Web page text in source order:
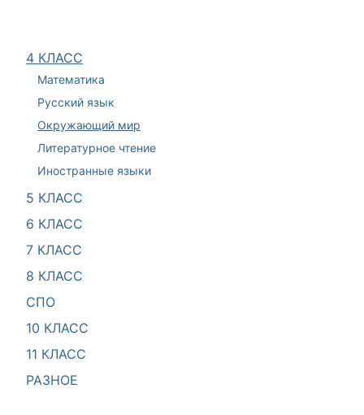
4 КЛАСС
Математика
Русский язык
Окружающий мир
Литературное чтение
Иностранные языки
5 КЛАСС
6 КЛАСС
7 КЛАСС
8 КЛАСС
СПО
10 КЛАСС
11 КЛАСС
РАЗНОЕ